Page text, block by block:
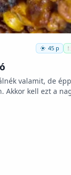
45 p
valamit, de
Akkor kell ezt a